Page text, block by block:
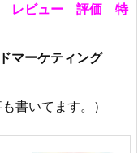
レビュー 評価 特
ーケティング
書いてます。）